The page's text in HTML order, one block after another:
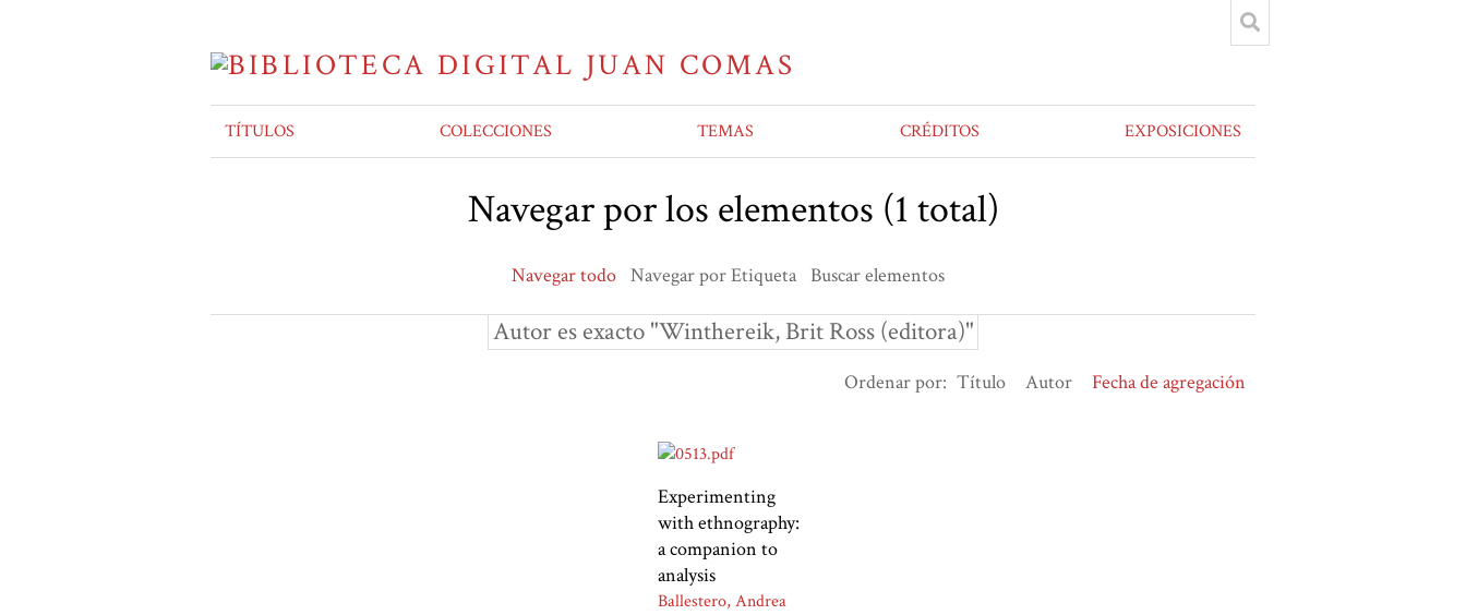
TÍTULOS COLECCIONES TEMAS CRÉDITOS EXPOSICIONES
Navegar por los elementos (1 total)
Navegar todo Navegar por Etiqueta Buscar elementos
Autor es exacto "Winthereik, Brit Ross (editora)"
Ordenar por: Título Autor Fecha de agregación
Experimenting
with ethnography:
a companion to
analysis
Ballestero, Andrea